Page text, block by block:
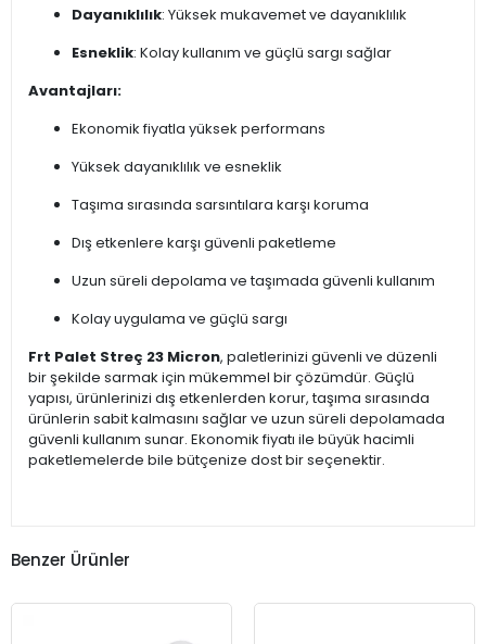
Dayanıklılık: Yüksek mukavemet ve dayanıklılık
Esneklik: Kolay kullanım ve güçlü sargı sağlar
Avantajları:
Ekonomik fiyatla yüksek performans
Yüksek dayanıklılık ve esneklik
Taşıma sırasında sarsıntılara karşı koruma
Dış etkenlere karşı güvenli paketleme
Uzun süreli depolama ve taşımada güvenli kullanım
Kolay uygulama ve güçlü sargı
Frt Palet Streç 23 Micron, paletlerinizi güvenli ve düzenli
bir şekilde sarmak için mükemmel bir çözümdür. Güçlü
yapısı, ürünlerinizi dış etkenlerden korur, taşıma sırasında
ürünlerin sabit kalmasını sağlar ve uzun süreli depolamada
güvenli kullanım sunar. Ekonomik fiyatı ile büyük hacimli
paketlemelerde bile bütçenize dost bir seçenektir.
Benzer Ürünler